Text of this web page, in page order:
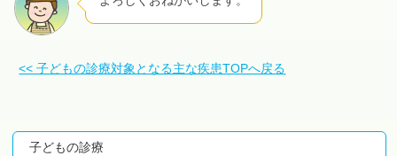
<< 子どもの診療対象となる主な疾患TOPへ戻る
子どもの診療